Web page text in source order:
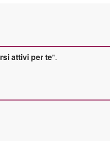
attivi per te".